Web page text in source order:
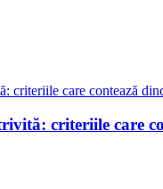
criteriile care